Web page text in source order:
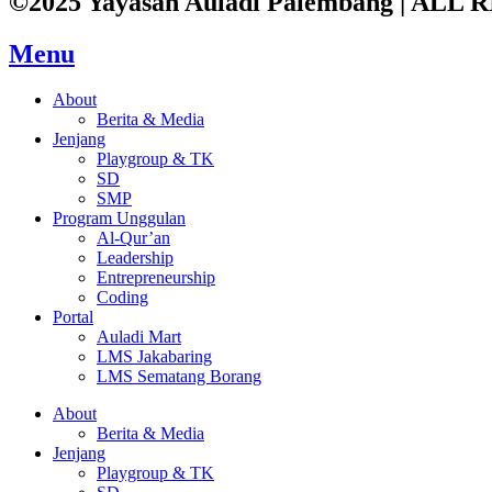
Menu
About
Berita & Media
Jenjang
Playgroup & TK
SD
SMP
Program Unggulan
Al-Qur’an
Leadership
Entrepreneurship
Coding
Portal
Auladi Mart
LMS Jakabaring
LMS Sematang Borang
About
Berita & Media
Jenjang
Playgroup & TK